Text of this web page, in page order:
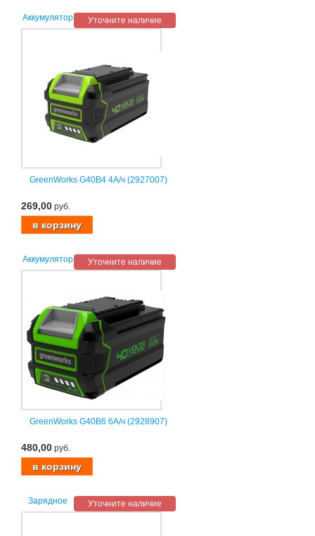
Уточните наличие
Аккумулятор
GreenWorks G40B4 4А/ч (2927007)
269,00 руб.
Уточните наличие
Аккумулятор
GreenWorks G40B6 6А/ч (2928907)
480,00 руб.
Уточните наличие
Зарядное